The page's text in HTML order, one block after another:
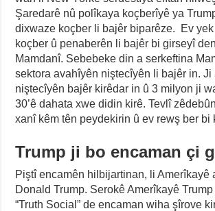
Şaredarê nû polîkaya koçberîyê ya
dixwaze koçber li bajêr biparêze. Ev
koçber û penaberên li bajêr bi girseyî
Mamdanî. Sebebeke din a serkeftina
sektora avahîyên niştecîyên li bajêr in. Ji
niştecîyên bajêr kirêdar in û 3 milyon ji
30’ê dahata xwe didin kirê. Tevlî
xanî kêm tên peydekirin û ev rewş ber bi
Trump ji bo encaman çi
Piştî encamên hilbijartinan, li Amerîkayê
Donald Trump. Serokê Amerîkayê
“Truth Social” de encaman wiha şîrove